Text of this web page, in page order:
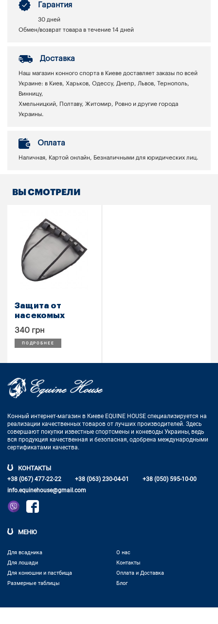
Гарантия
30 дней
Обмен/возврат товара в течение 14 дней
Доставка
Наш магазин конного спорта в Киеве доставляет заказы по всей
Украине: в Киев, Харьков, Одессу, Днепр, Львов, Тернополь,
Винницу,
Хмельницкий, Полтаву, Житомир, Ровно и другие города
Украины.
Оплата
Наличная, Картой онлайн, Безналичными для юридических лиц.
ВЫ СМОТРЕЛИ
Защита от
насекомых
340 грн
ПОДРОБНЕЕ
Конный интернет-магазин в Киеве EQUINE HOUSE специализируется на
реализации качественных товаров от лучших производителей. Здесь
совершают покупки известные спортсмены и коневоды Украины, ведь
вся продукция качественная и безопасная, одобрена международными
сертификатами качества.
КОНТАКТЫ
+38 (067) 477-22-22 +38 (063) 230-04-01
+38 (050) 595-10-00
info.equinehouse@gmail.com
МЕНЮ
Для всадника
Для лошади
Для конюшни и пастбища
Размерные таблицы
О нас
Контакты
Оплата и Доставка
Блог